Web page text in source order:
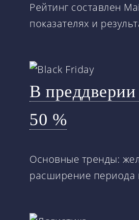
Рейтинг составлен
показателях и
В
50 %
Основные тренды:
расширение периода